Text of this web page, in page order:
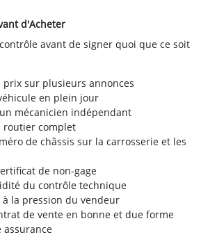
d'Acheter
avant de signer quoi que ce soit
prix sur plusieurs annonces
en plein jour
mécanicien indépendant
routier complet
de châssis sur la carrosserie et les
de non-gage
du contrôle technique
à la pression du vendeur
de vente en bonne et due forme
assurance